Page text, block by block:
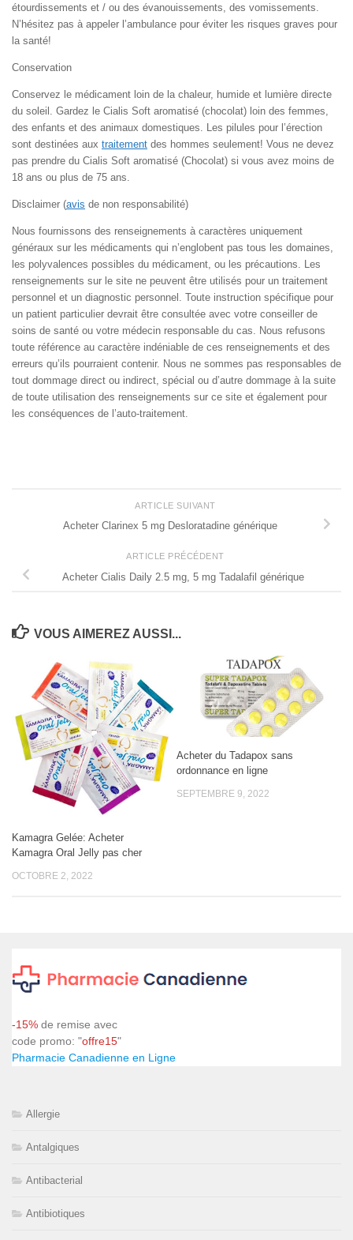
étourdissements et / ou des évanouissements, des vomissements.
N’hésitez pas à appeler l’ambulance pour éviter les risques graves pour
la santé!
Conservation
Conservez le médicament loin de la chaleur, humide et lumière directe
du soleil. Gardez le Cialis Soft aromatisé (chocolat) loin des femmes,
des enfants et des animaux domestiques. Les pilules pour l’érection
sont destinées aux traitement des hommes seulement! Vous ne devez
pas prendre du Cialis Soft aromatisé (Chocolat) si vous avez moins de
18 ans ou plus de 75 ans.
Disclaimer (avis de non responsabilité)
Nous fournissons des renseignements à caractères uniquement
généraux sur les médicaments qui n’englobent pas tous les domaines,
les polyvalences possibles du médicament, ou les précautions. Les
renseignements sur le site ne peuvent être utilisés pour un traitement
personnel et un diagnostic personnel. Toute instruction spécifique pour
un patient particulier devrait être consultée avec votre conseiller de
soins de santé ou votre médecin responsable du cas. Nous refusons
toute référence au caractère indéniable de ces renseignements et des
erreurs qu’ils pourraient contenir. Nous ne sommes pas responsables de
tout dommage direct ou indirect, spécial ou d’autre dommage à la suite
de toute utilisation des renseignements sur ce site et également pour
les conséquences de l’auto-traitement.
ARTICLE SUIVANT
Acheter Clarinex 5 mg Desloratadine générique
ARTICLE PRÉCÉDENT
Acheter Cialis Daily 2.5 mg, 5 mg Tadalafil générique
VOUS AIMEREZ AUSSI...
Kamagra Gelée: Acheter
Kamagra Oral Jelly pas cher
OCTOBRE 2, 2022
Acheter du Tadapox sans
ordonnance en ligne
SEPTEMBRE 9, 2022
-15% de remise avec
code promo: "offre15"
Pharmacie Canadienne en Ligne
Allergie
Antalgiques
Antibacterial
Antibiotiques